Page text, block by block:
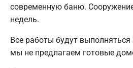
современную баню.
недель.
Все работы будут выполняться
мы не предлагаем готовые